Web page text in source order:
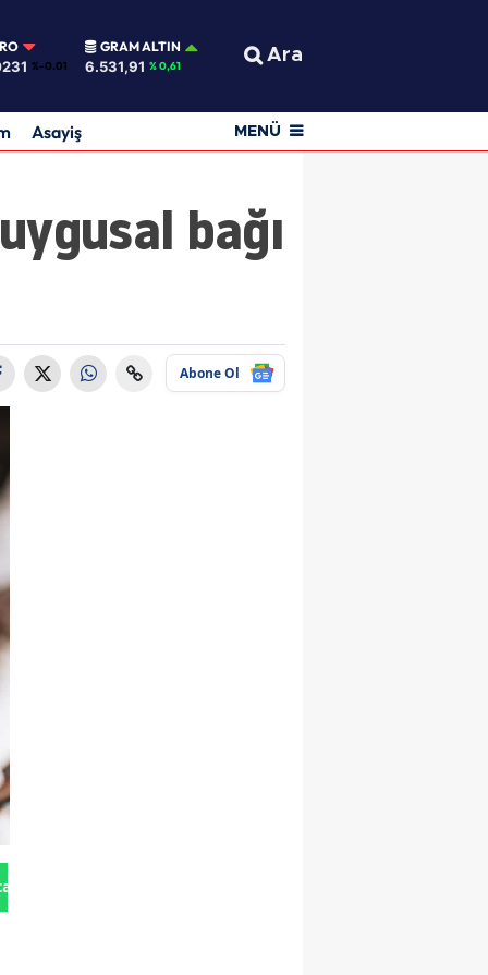
%-0.01
GRAM ALTIN
6.531,91 % 0,61 Ara
Asayiş MENÜ
bağı
Abone Ol
Gönder